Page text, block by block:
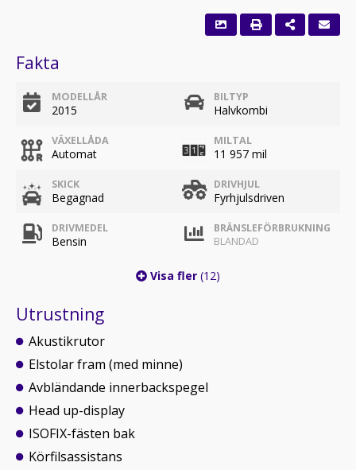
Fakta
MODELLÅR
2015
BILTYP
Halvkombi
VÄXELLÅDA
Automat
MILTAL
11 957 mil
SKICK
Begagnad
DRIVHJUL
Fyrhjulsdriven
DRIVMEDEL
Bensin
BRÄNSLEFÖRBRUKNING
BLANDAD
Visa fler (12)
Utrustning
Akustikrutor
Elstolar fram (med minne)
Avbländande innerbackspegel
Head up-display
ISOFIX-fästen bak
Körfilsassistans